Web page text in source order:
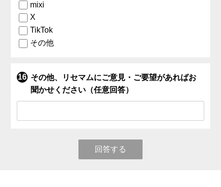
mixi
X
TikTok
その他
その他、リセマムにご意見・ご要望があればお
聞かせください（任意回答）
回答する